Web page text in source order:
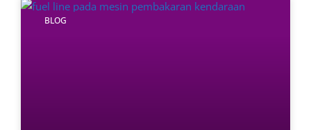
BLOG